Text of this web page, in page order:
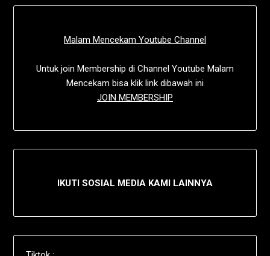
Malam Mencekam Youtube Channel
Untuk join Membership di Channel Youtube Malam
Mencekam bisa klik link dibawah ini
JOIN MEMBERSHIP
IKUTI SOSIAL MEDIA KAMI LAINNYA